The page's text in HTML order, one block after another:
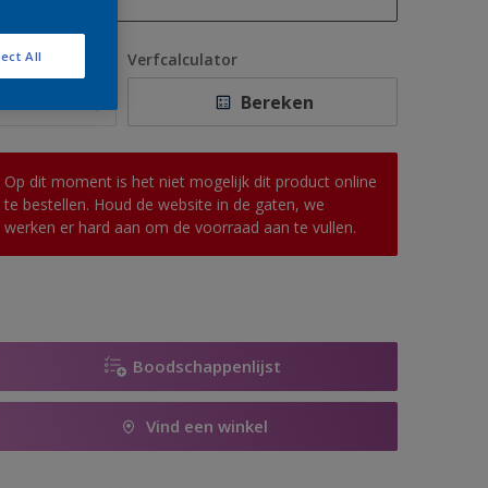
1 L
2,5 L
10 L
Verfcalculator
Bereken
Op dit moment is het niet mogelijk dit product online
te bestellen. Houd de website in de gaten, we
werken er hard aan om de voorraad aan te vullen.
Boodschappenlijst
Vind een winkel
All